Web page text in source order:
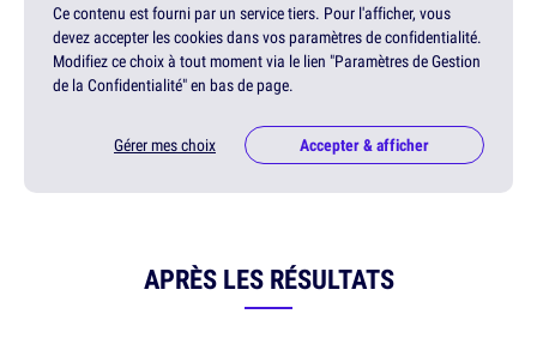
Ce contenu est fourni par un service tiers. Pour l'afficher, vous
devez accepter les cookies dans vos paramètres de confidentialité.
Modifiez ce choix à tout moment via le lien "Paramètres de Gestion
de la Confidentialité" en bas de page.
Gérer mes choix Accepter & afficher
APRÈS LES RÉSULTATS